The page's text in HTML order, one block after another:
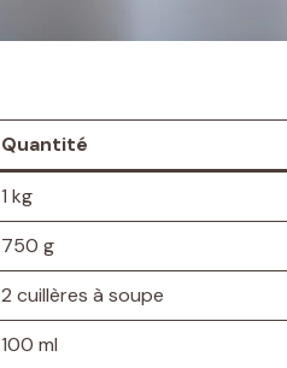
Quantité
1 kg
750 g
2 cuillères à soupe
100 ml